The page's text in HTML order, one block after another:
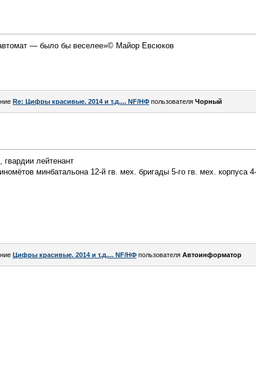
— было бы веселее»© Майор Евсюков
Re: Цифры красивые. 2014 и т.д.... NF/НФ пользователя Чорный
лейтенант
минбатальона 12-й гв. мех. бригады 5-го гв. мех. корпуса
Цифры красивые. 2014 и т.д.... NF/НФ пользователя Автоинформатор